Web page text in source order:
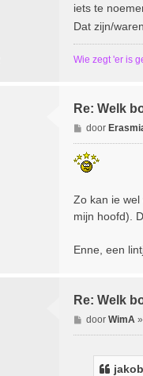
c
h
t
iets te
Dat zijn/
Wie zegt 'er is
Re: Welk
B
e
r
i
h
t
door
Zo kan ie
mijn hoofd).
Enne, een
Re: Welk
B
e
door WimA »